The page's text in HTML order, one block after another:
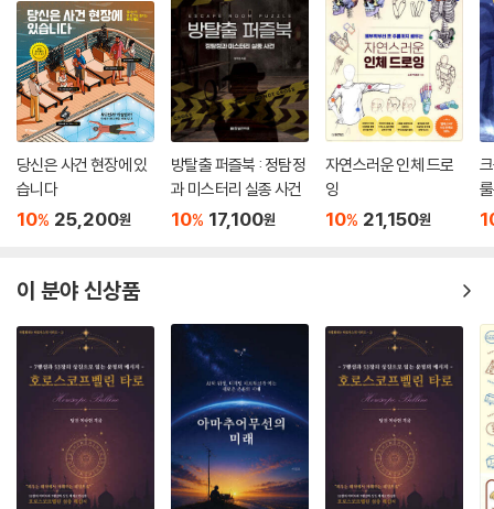
는다. 2018년 9월에 발간된 [철재], [유리], [석재] 편은 건물의 풍경을 만
드는 외장재 편으로, 재료의 다양한 가공방식과 활용 방법, 그리고 앞으로
의 가능성을 이야기한다. 시즌4에서는 소재를 넘어서 [창호], [조명], [빌
트인 가구] 등 기술이 필요한 하드웨어를 다뤘다.
당신은 사건 현장에 있
습니다
10% 25,200원
방탈출 퍼즐북 : 정탐정
과 미스터리 실종 사건
10% 17,100원
자연스러운 인체 드로
잉
10% 21,150원
이 분야 신상품